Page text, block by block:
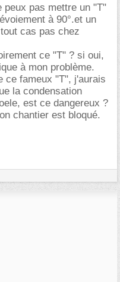
peux pas mettre un "T"
à 90°.et un
cas pas chez
ce "T" ? si oui,
à mon problème.
ce fameux "T", j'aurais
la condensation
est ce dangereux ?
chantier est bloqué.